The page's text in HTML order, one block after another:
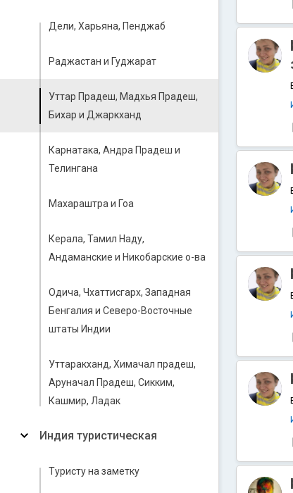
Дели, Харьяна, Пенджаб
Раджастан и Гуджарат
Уттар Прадеш, Мадхья Прадеш,
Бихар и Джаркханд
Карнатака, Андра Прадеш и
Телингана
Махараштра и Гоа
Керала, Тамил Наду,
Андаманские и Никобарские о-ва
Одича, Чхаттисгарх, Западная
Бенгалия и Северо-Восточные
штаты Индии
Уттаракханд, Химачал прадеш,
Аруначал Прадеш, Сикким,
Кашмир, Ладак
Индия туристическая
Туристу на заметку